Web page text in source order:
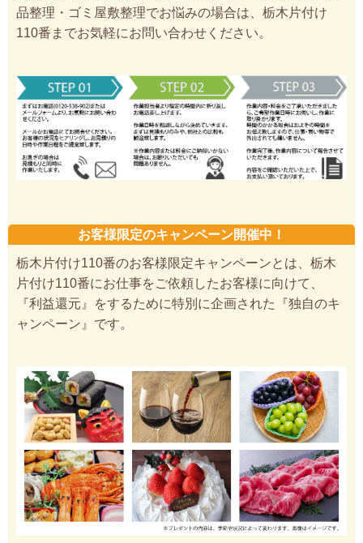
品整理・ゴミ屋敷整理でお悩みの場合は、栃木片付け
110番までお気軽にお問い合わせください。
お客様限定のキャンペーン開催中！
栃木片付け110番のお客様限定キャンペーンとは、栃木
片付け110番にお仕事をご依頼したお客様に向けて、
『利益還元』をするために特別に企画された『独自のキ
ャンペーン』です。